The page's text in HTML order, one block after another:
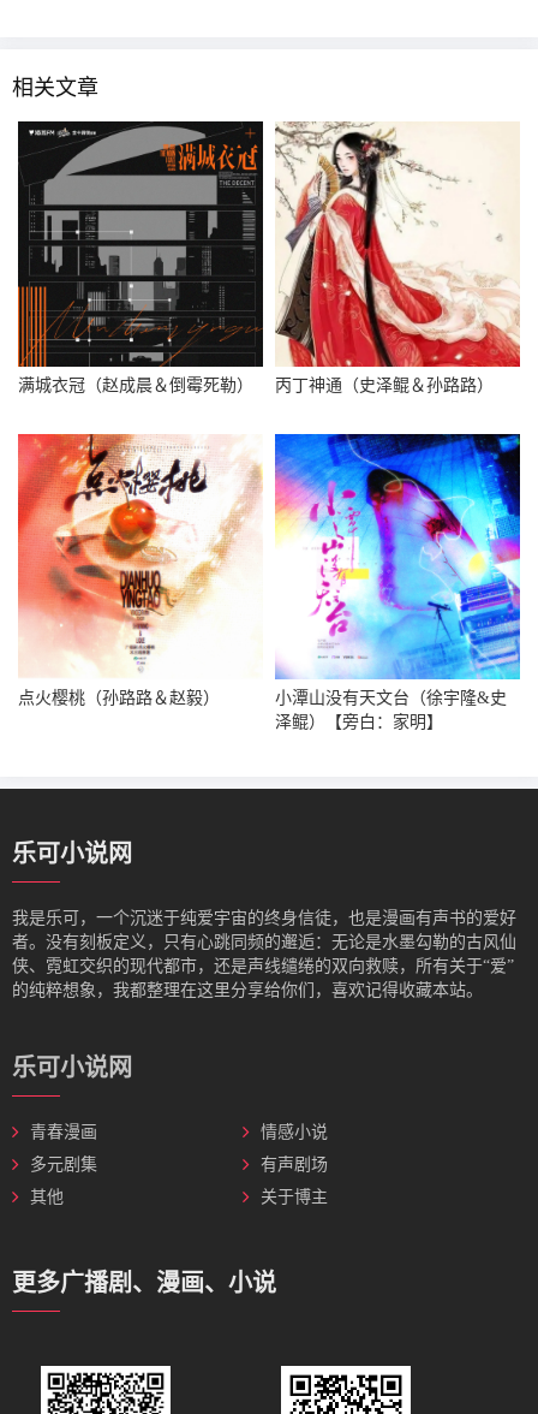
相关文章
满城衣冠（赵成晨＆倒霉死勒） 丙丁神通（史泽鲲＆孙路路）
点火樱桃（孙路路＆赵毅）
小潭山没有天文台（徐宇隆&史
泽鲲）【旁白：家明】
乐可小说网
我是‌乐可，一个沉迷于纯爱宇宙的终身信徒，也是漫画有声书的爱好
者。没有刻板定义，只有心跳同频的邂逅：无论是水墨勾勒的古风仙
侠、霓虹交织的现代都市，还是声线缱绻的双向救赎，所有关于“爱”
的纯粹想象，我都整理在这里分享给你们，喜欢记得收藏本站。
乐可小说网
青春漫画
情感小说
多元剧集
有声剧场
其他
关于博主
更多广播剧、漫画、小说